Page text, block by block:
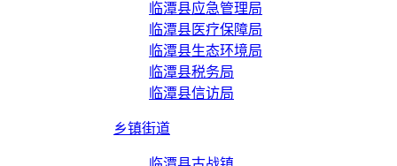
临潭县应急管理局
临潭县医疗保障局
临潭县生态环境局
临潭县税务局
临潭县信访局
乡镇街道